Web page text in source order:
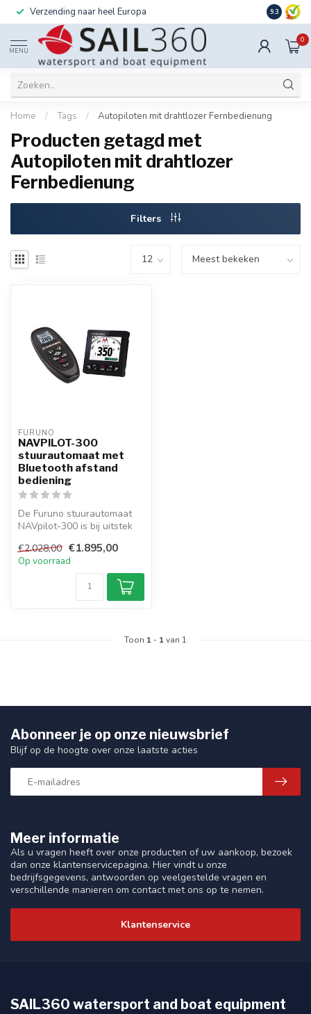
Verzending naar heel Europa Ook
9.3
MENU
0
Home / Tags / Autopiloten mit drahtlozer Fernbedienung
Producten getagd met
Autopiloten mit drahtlozer
Fernbedienung
Filters
FURUNO
NAVPILOT-300
stuurautomaat met
Bluetooth afstand
bediening
De Furuno stuurautomaat
NAVpilot-300 is bij uitstek
€2.028,00 €1.895,00
Op voorraad
Toon 1 - 1van 1
Meer informatie
Als u vragen heeft over onze producten of uw aankoop, bezoek
dan onze klantenservicepagina. Hier vindt u onze
bedrijfsgegevens, antwoorden op veelgestelde vragen en
verschillende manieren om contact met ons op te nemen.
Klantenservice
Abonneer je op onze nieuwsbrief
Blijf op de hoogte over onze laatste acties
SAIL360 watersport and boat equipment